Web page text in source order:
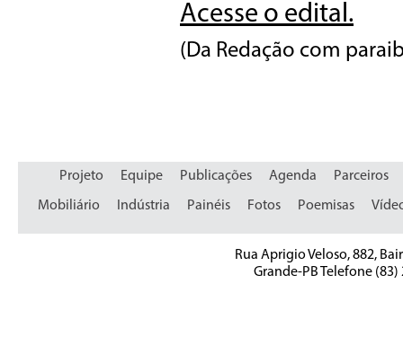
Acesse o edital.
(Da Redação com
Projeto Equipe Publicações Agenda Parceiros
Mobiliário Indústria Painéis Fotos Poemisas
Rua Aprigio Veloso, 882,
Grande-PB Telefone